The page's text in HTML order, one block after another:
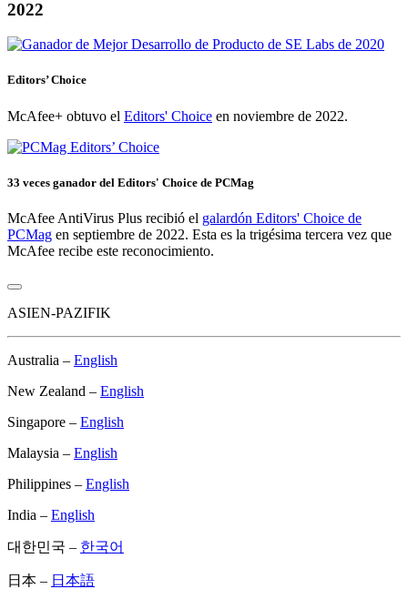
2022
Editors’ Choice
McAfee+ obtuvo el Editors' Choice en noviembre de 2022.
33 veces ganador del Editors' Choice de PCMag
McAfee AntiVirus Plus recibió el galardón Editors' Choice de
PCMag en septiembre de 2022. Esta es la trigésima tercera vez que
McAfee recibe este reconocimiento.
ASIEN-PAZIFIK
Australia – English
New Zealand – English
Singapore – English
Malaysia – English
Philippines – English
India – English
대한민국 – 한국어
日本 – 日本語